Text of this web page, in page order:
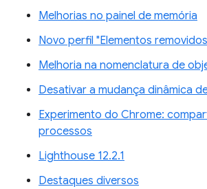
Melhorias no painel de memória
Novo perfil "Elementos
Melhoria na nomenclatura de
Desativar a mudança dinâmica
Experimento do Chrome:
processos
Lighthouse 12.2.1
Destaques diversos